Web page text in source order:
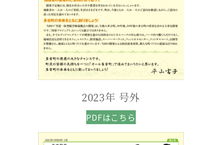
2023年 号外
PDFはこちら